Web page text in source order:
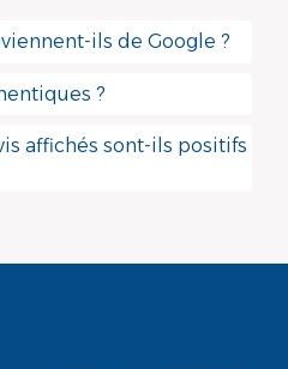
ils de Google ?
?
affichés sont-ils positifs